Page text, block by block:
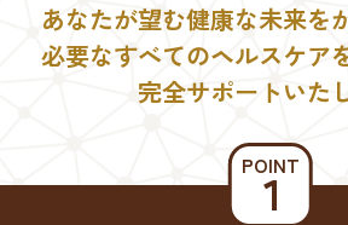
あなたが望む健康な未来を
必要なすべてのヘルスケア
完全サポートいた
POINT
１